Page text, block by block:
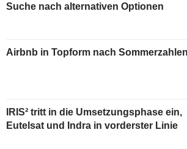
Suche nach alternativen Optionen
Airbnb in Topform nach Sommerzahlen
IRIS² tritt in die Umsetzungsphase ein,
Eutelsat und Indra in vorderster Linie